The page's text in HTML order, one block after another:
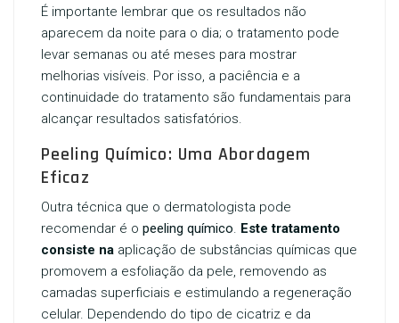
É importante lembrar que os resultados não
aparecem da noite para o dia; o tratamento pode
levar semanas ou até meses para mostrar
melhorias visíveis. Por isso, a paciência e a
continuidade do tratamento são fundamentais para
alcançar resultados satisfatórios.
Peeling Químico: Uma Abordagem
Eficaz
Outra técnica que o dermatologista pode
recomendar é o peeling químico. Este tratamento
consiste na aplicação de substâncias químicas que
promovem a esfoliação da pele, removendo as
camadas superficiais e estimulando a regeneração
celular. Dependendo do tipo de cicatriz e da